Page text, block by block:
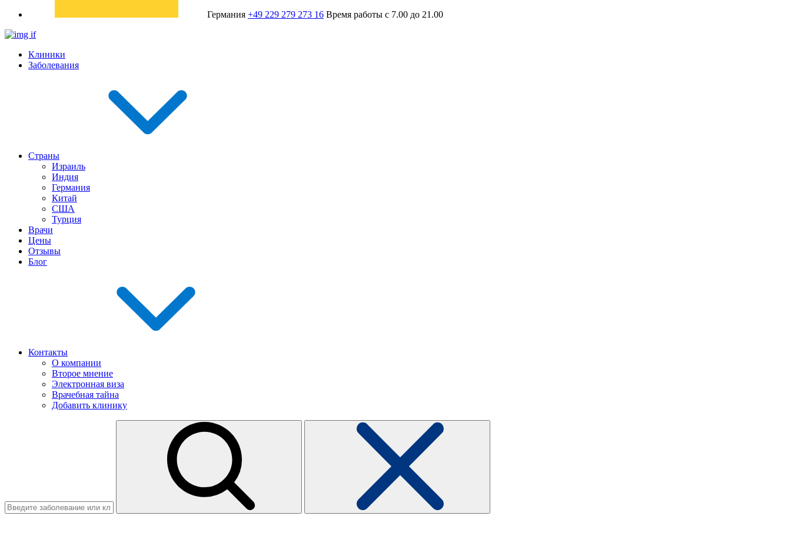
Германия +49 229 279 273 16 Время работы с 7.00 до 21.00
Клиники
Заболевания
Страны
Израиль
Индия
Германия
Китай
США
Турция
Врачи
Цены
Отзывы
Блог
Контакты
О компании
Второе мнение
Электронная виза
Врачебная тайна
Добавить клинику